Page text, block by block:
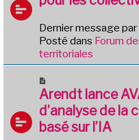
g
e
v
a
u
m
s
a
g
Dernier message par
Posté dans Forum
territoriales
o
u
v
e
Arendt lance
d’analyse de
basé sur l’IA